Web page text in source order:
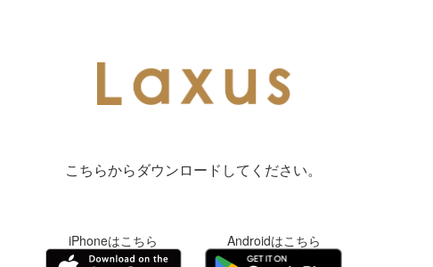
こちらからダウンロードしてください。
iPhoneはこちら Androidはこちら